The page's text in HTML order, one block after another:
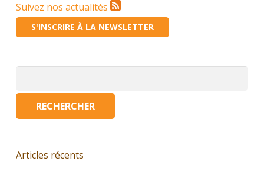
Suivez nos actualités
S'INSCRIRE À LA NEWSLETTER
Articles récents